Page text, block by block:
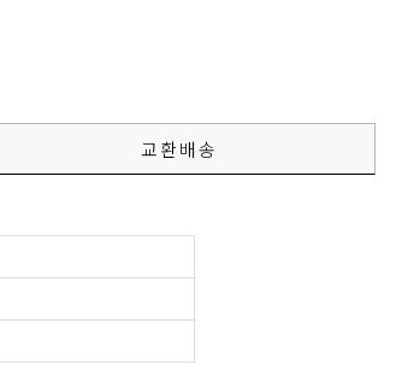
교환배송